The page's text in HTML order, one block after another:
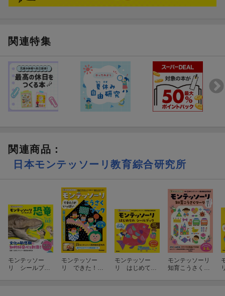
とができ、子どもの知識欲を刺激します
モンテッソーリ教育は、20世紀初頭にマリア・モンテッソーリに
よって考案された教育法です。「子どもには生まれながらに、自
分自身を育て、教育する力が備わっている」と考えます。
環境と関わりながら自分の力で発達し、学んでいく子どもの姿を
理解して適切に援助することで、自立した人間に育ちます。今で
関連特集
関連商品 ：
日本モンテッソーリ教育綜合研究所
モンテッソー
リ シールブッ
モンテッソー
リ できた！が
モンテッソー
リ はじめて
モンテッソーリ
知育こうさくワ